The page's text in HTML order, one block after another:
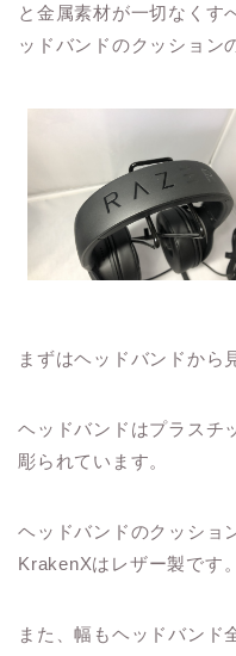
と金属素材が一切なくす
ッドバンドのクッション
まずはヘッドバンドから
ヘッドバンドはプラスチ
彫られています。
ヘッドバンドのクッショ
KrakenXはレザー製です。
また、幅もヘッドバンド